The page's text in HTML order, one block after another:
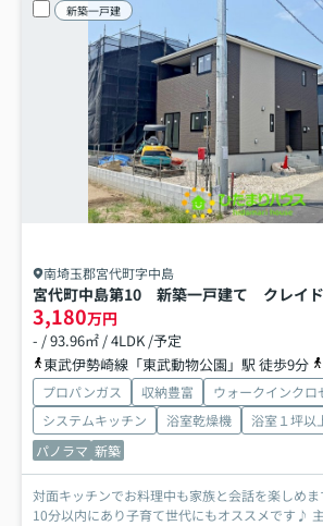
新築一戸建
南埼玉郡宮代町字中島
3,180万円
- / 93.96㎡ / 4LDK /予定
東武伊勢崎線「東武動物公園」駅 徒歩9分
プロパンガス 収納豊富
ウォークインクロ
システムキッチン
浴室乾燥機
浴室１坪以
パノラマ 新築
対面キッチンでお料理中も家族と会話を楽しめます♪ 小・中学校
10分以内